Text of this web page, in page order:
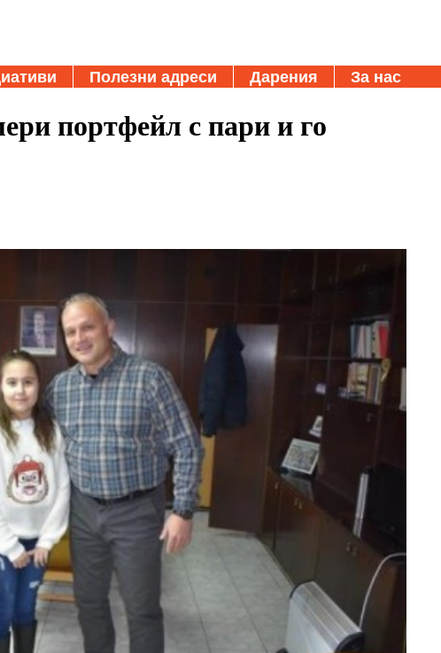
Полезни адреси Дарения За нас
портфейл с пари и го